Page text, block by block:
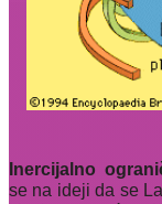
Inercijalno
se na ideji da se